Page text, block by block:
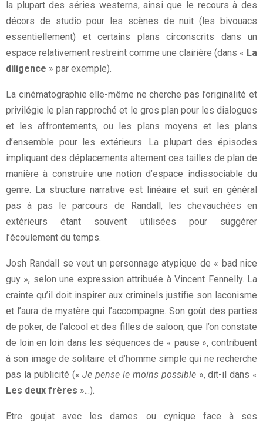
la plupart des séries westerns, ainsi que le recours à des
décors de studio pour les scènes de nuit (les bivouacs
essentiellement) et certains plans circonscrits dans un
espace relativement restreint comme une clairière (dans « La
diligence » par exemple).
La cinématographie elle-même ne cherche pas l’originalité et
privilégie le plan rapproché et le gros plan pour les dialogues
et les affrontements, ou les plans moyens et les plans
d’ensemble pour les extérieurs. La plupart des épisodes
impliquant des déplacements alternent ces tailles de plan de
manière à construire une notion d’espace indissociable du
genre. La structure narrative est linéaire et suit en général
pas à pas le parcours de Randall, les chevauchées en
extérieurs étant souvent utilisées pour suggérer
l’écoulement du temps.
Josh Randall se veut un personnage atypique de « bad nice
guy », selon une expression attribuée à Vincent Fennelly. La
crainte qu’il doit inspirer aux criminels justifie son laconisme
et l’aura de mystère qui l’accompagne. Son goût des parties
de poker, de l’alcool et des filles de saloon, que l’on constate
de loin en loin dans les séquences de « pause », contribuent
à son image de solitaire et d’homme simple qui ne recherche
pas la publicité («Je pense le moins possible», dit-il dans «
Les deux frères »...).
Etre goujat avec les dames ou cynique face à ses